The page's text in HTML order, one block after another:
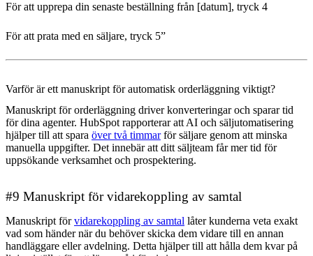
För att upprepa din senaste beställning från [datum], tryck 4
För att prata med en säljare, tryck 5”
Varför är ett manuskript för automatisk orderläggning viktigt?
Manuskript för orderläggning driver konverteringar och sparar tid
för dina agenter. HubSpot rapporterar att AI och säljutomatisering
hjälper till att spara över två timmarför säljare genom att minska
manuella uppgifter. Det innebär att ditt säljteam får mer tid för
uppsökande verksamhet och prospektering.
#9 Manuskript för vidarekoppling av samtal
Manuskript förvidarekoppling av samtal låter kunderna veta exakt
vad som händer när du behöver skicka dem vidare till en annan
handläggare eller avdelning. Detta hjälper till att hålla dem kvar på